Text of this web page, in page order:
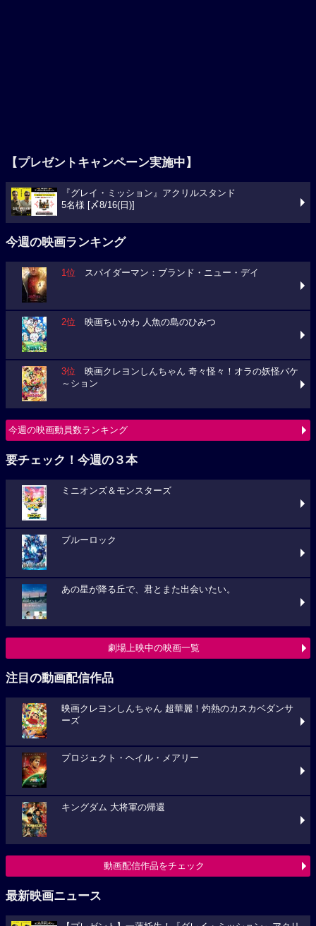
【プレゼントキャンペーン実施中】
『グレイ・ミッション』アクリルスタンド
5名様 [〆8/16(日)]
今週の映画ランキング
1位 スパイダーマン：ブランド・ニュー・デイ
2位 映画ちいかわ 人魚の島のひみつ
3位 映画クレヨンしんちゃん 奇々怪々！オラの妖怪バケ
～ション
今週の映画動員数ランキング
要チェック！今週の３本
ミニオンズ＆モンスターズ
ブルーロック
あの星が降る丘で、君とまた出会いたい。
劇場上映中の映画一覧
注目の動画配信作品
映画クレヨンしんちゃん 超華麗！灼熱のカスカベダンサ
ーズ
プロジェクト・ヘイル・メアリー
キングダム 大将軍の帰還
動画配信作品をチェック
最新映画ニュース